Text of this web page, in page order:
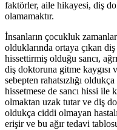
faktörler, aile hikayesi, diş
olamamaktır.
İnsanların çocukluk
olduklarında ortaya çıkan diş
hissettirmiş olduğu sancı,
diş doktoruna gitme
sebepten rahatsızlığı
hissetmese de sancı hissi ile
olmaktan uzak tutar ve diş
oldukça ciddi olmayan
erişir ve bu ağır tedavi